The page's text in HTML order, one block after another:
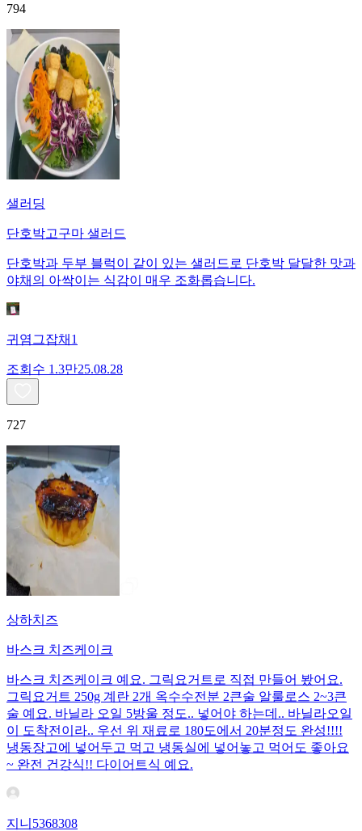
794
샐러딩
단호박고구마 샐러드
단호박과 두부 블럭이 같이 있는 샐러드로 단호박 달달한 맛과
야채의 아싹이는 식감이 매우 조화롭습니다.
귀염그잡채1
조회수 1.3만25.08.28
727
상하치즈
바스크 치즈케이크
바스크 치즈케이크 예요. 그릭요거트로 직접 만들어 봤어요.
그릭요거트 250g 계란 2개 옥수수전분 2큰술 알룰로스 2~3큰
술 예요. 바닐라 오일 5방울 정도.. 넣어야 하는데.. 바닐라오일
이 도착전이라.. 우선 위 재료로 180도에서 20분정도 완성!!!!
냉동장고에 넣어두고 먹고 냉동실에 넣어놓고 먹어도 좋아요
~ 완전 건강식!! 다이어트식 예요.
지니5368308